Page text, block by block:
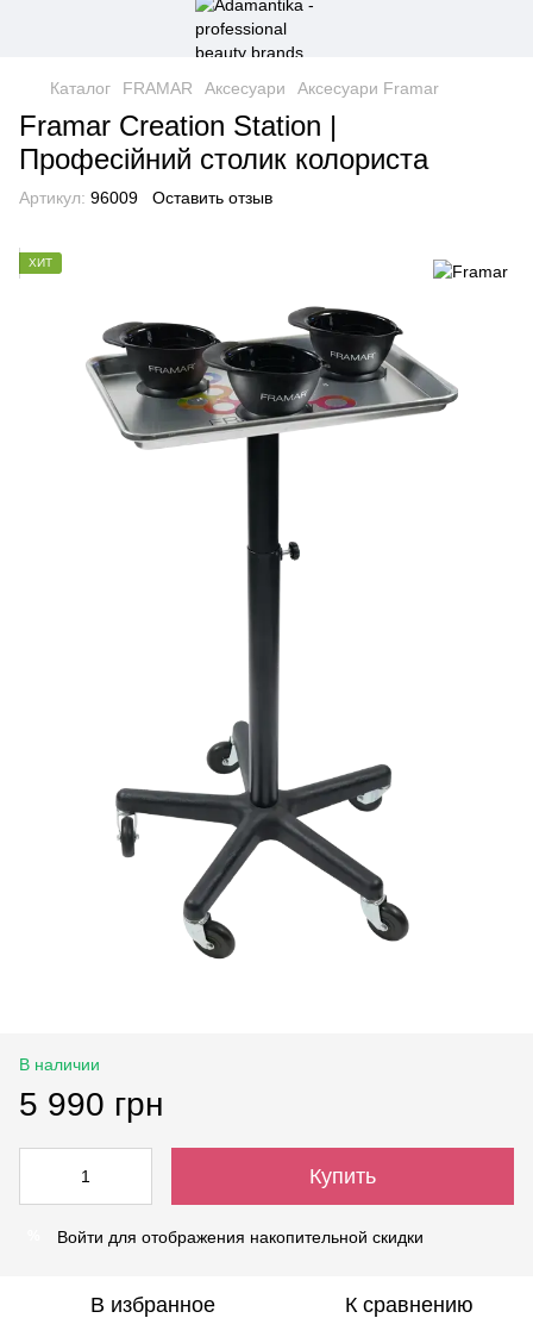
Каталог FRAMAR Аксесуари Аксесуари Framar
Framar Creation Station |
Професійний столик колориста
Артикул: 96009 Оставить отзыв
ХИТ
В наличии
5 990 грн
Купить
Войти для отображения накопительной скидки
В избранное К сравнению